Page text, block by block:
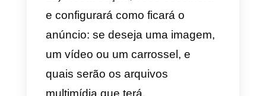
estratégia de marketing da
empresa. Nesse caso, estamos
interessados ​​em como os
anúncios do WhatsApp são